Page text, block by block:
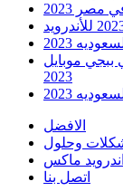
2023
2023
ببجي موبايل
2023
2023
الافضل
وحلول
اندرويد ماكس
اتصل بنا